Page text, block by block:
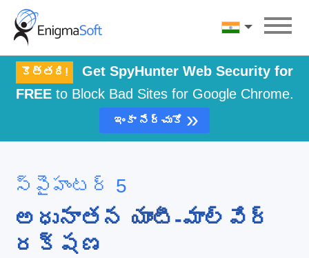
Skip
content
తెలుగు
కొత్తది!
Get SpyHunter Web Security for
FREEto Block Bad Sites for Google Chrome.
ఇంకా నేర్చుకో »
స్పైహంటర్ 5
అధునాతన యాంటీ-మాల్వేర్
రక్షణ